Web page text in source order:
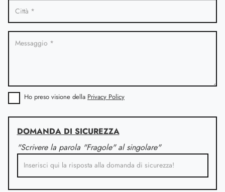
Ho preso visione della Privacy Policy
DOMANDA DI SICUREZZA
"Scrivere la parola "Fragole" al singolare"